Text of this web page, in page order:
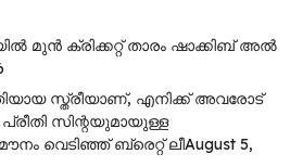
മുൻ ക്രിക്കറ്റ് താരം ഷാക്കിബ് അൽ
സ്ത്രീയാണ്, എനിക്ക് അവരോട്
സിന്റയുമായുള്ള
വെടിഞ്ഞ് ബ്രെറ്റ് ലീAugust 5,